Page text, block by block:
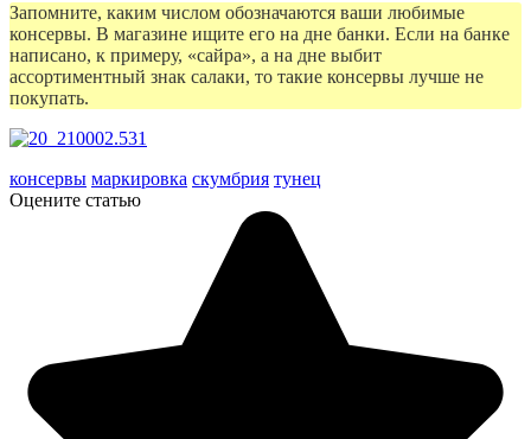
Запомните, каким числом обозначаются ваши любимые
консервы. В магазине ищите его на дне банки. Если на банке
написано, к примеру, «сайра», а на дне выбит
ассортиментный знак салаки, то такие консервы лучше не
покупать.
консервы маркировка скумбрия тунец
Оцените статью